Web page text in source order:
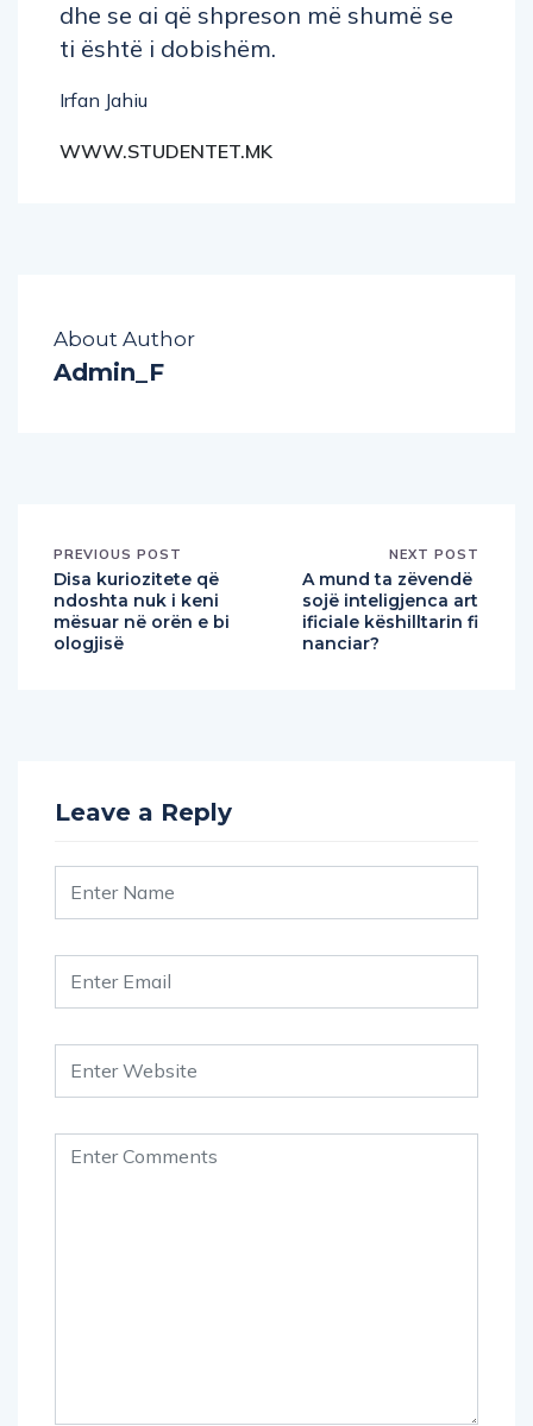
dhe se ai që shpreson më shumë se
ti është i dobishëm.
Irfan Jahiu
WWW.STUDENTET.MK
About Author
Admin_F
PREVIOUS POST
Disa kuriozitete që
ndoshta nuk i keni
mësuar në orën e bi
ologjisë
NEXT POST
A mund ta zëvendë
sojë inteligjenca art
ificiale këshilltarin fi
nanciar?
Leave a Reply